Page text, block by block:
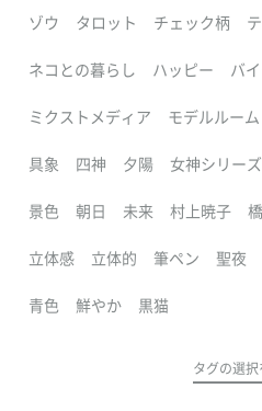
ゾウ タロット チェック柄
ネコとの暮らし ハッピー バ
ミクストメディア モデルルーム
具象 四神 夕陽 女神シリーズ
景色 朝日 未来 村上暁子 橋
立体感 立体的 筆ペン 聖夜
青色 鮮やか 黒猫
タグの選